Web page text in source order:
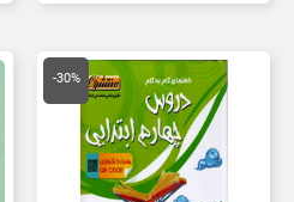
-30%
قیمت
اصلی
18,000 تومان
بود.
قیمت
فعلی